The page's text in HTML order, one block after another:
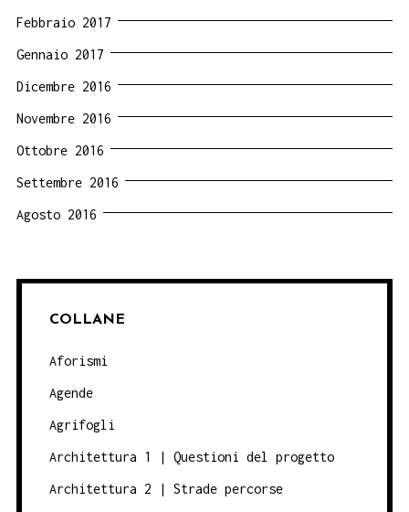
Febbraio 2017
Gennaio 2017
Dicembre 2016
Novembre 2016
Ottobre 2016
Settembre 2016
Agosto 2016
COLLANE
Aforismi
Agende
Agrifogli
Architettura 1 | Questioni del progetto
Architettura 2 | Strade percorse